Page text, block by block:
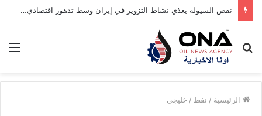
نقص السيولة يغذي نشاط التزوير في إيران وسط تدهور اقتصادي حاد
بحث
الرئيسية / نفط / خليجي